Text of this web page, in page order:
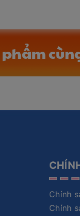
phẩm
Chính
Chính